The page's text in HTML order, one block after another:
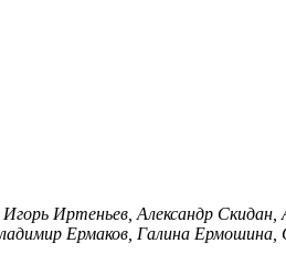
Иртеньев, Александр Скидан,
Ермаков, Галина